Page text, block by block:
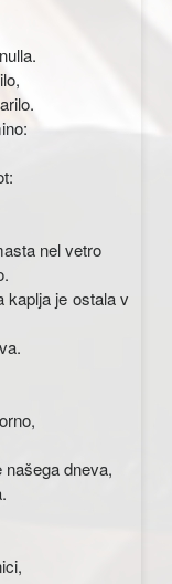
nel vetro
je ostala v
dneva,